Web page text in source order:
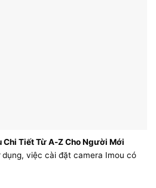
Chi Tiết Từ A-Z Cho Người Mới
dụng, việc cài đặt camera Imou có